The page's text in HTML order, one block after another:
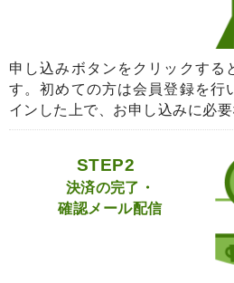
申し込みボタンをクリックする
す。初めての方は会員登録を行
インした上で、お申し込みに必要
STEP2
決済の完了・
確認メール配信